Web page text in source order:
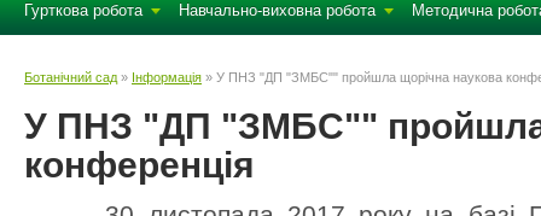
Гурткова робота Навчально-виховна робота Методична
Ботанічний сад » Інформація » У ПНЗ "ДП "ЗМБС"" пройшла щорічна наукова
У ПНЗ "ДП "ЗМБС"" пройшла
конференція